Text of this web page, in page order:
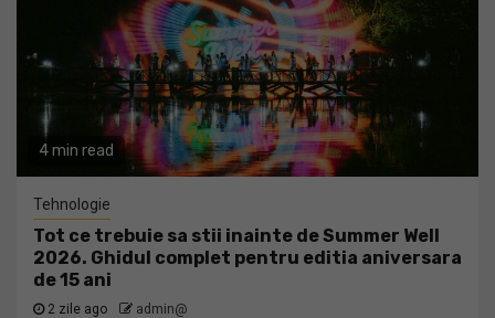
4 min read
Tehnologie
Tot ce trebuie sa stii inainte de Summer Well
2026. Ghidul complet pentru editia aniversara
de 15 ani
2 zile ago admin@